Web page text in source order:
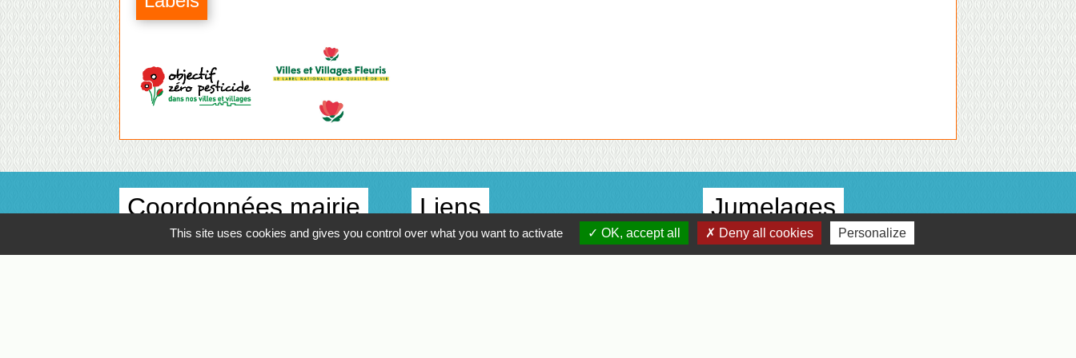
Coordonnées mairie Liens
Agglo Clisson Sèvre et Maine
Jumelages
Jumelage avec Colonna Italie
This site uses cookies and gives you control over what you want to activate OK, accept all Deny all cookies Personalize